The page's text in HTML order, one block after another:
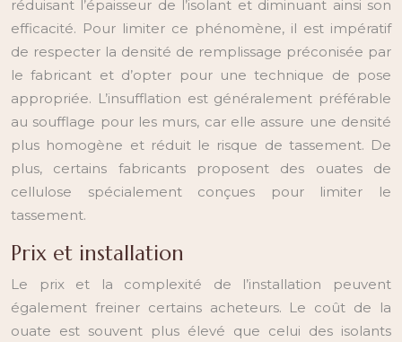
réduisant l’épaisseur de l’isolant et diminuant ainsi son
efficacité. Pour limiter ce phénomène, il est impératif
de respecter la densité de remplissage préconisée par
le fabricant et d’opter pour une technique de pose
appropriée. L’insufflation est généralement préférable
au soufflage pour les murs, car elle assure une densité
plus homogène et réduit le risque de tassement. De
plus, certains fabricants proposent des ouates de
cellulose spécialement conçues pour limiter le
tassement.
Prix et installation
Le prix et la complexité de l’installation peuvent
également freiner certains acheteurs. Le coût de la
ouate est souvent plus élevé que celui des isolants